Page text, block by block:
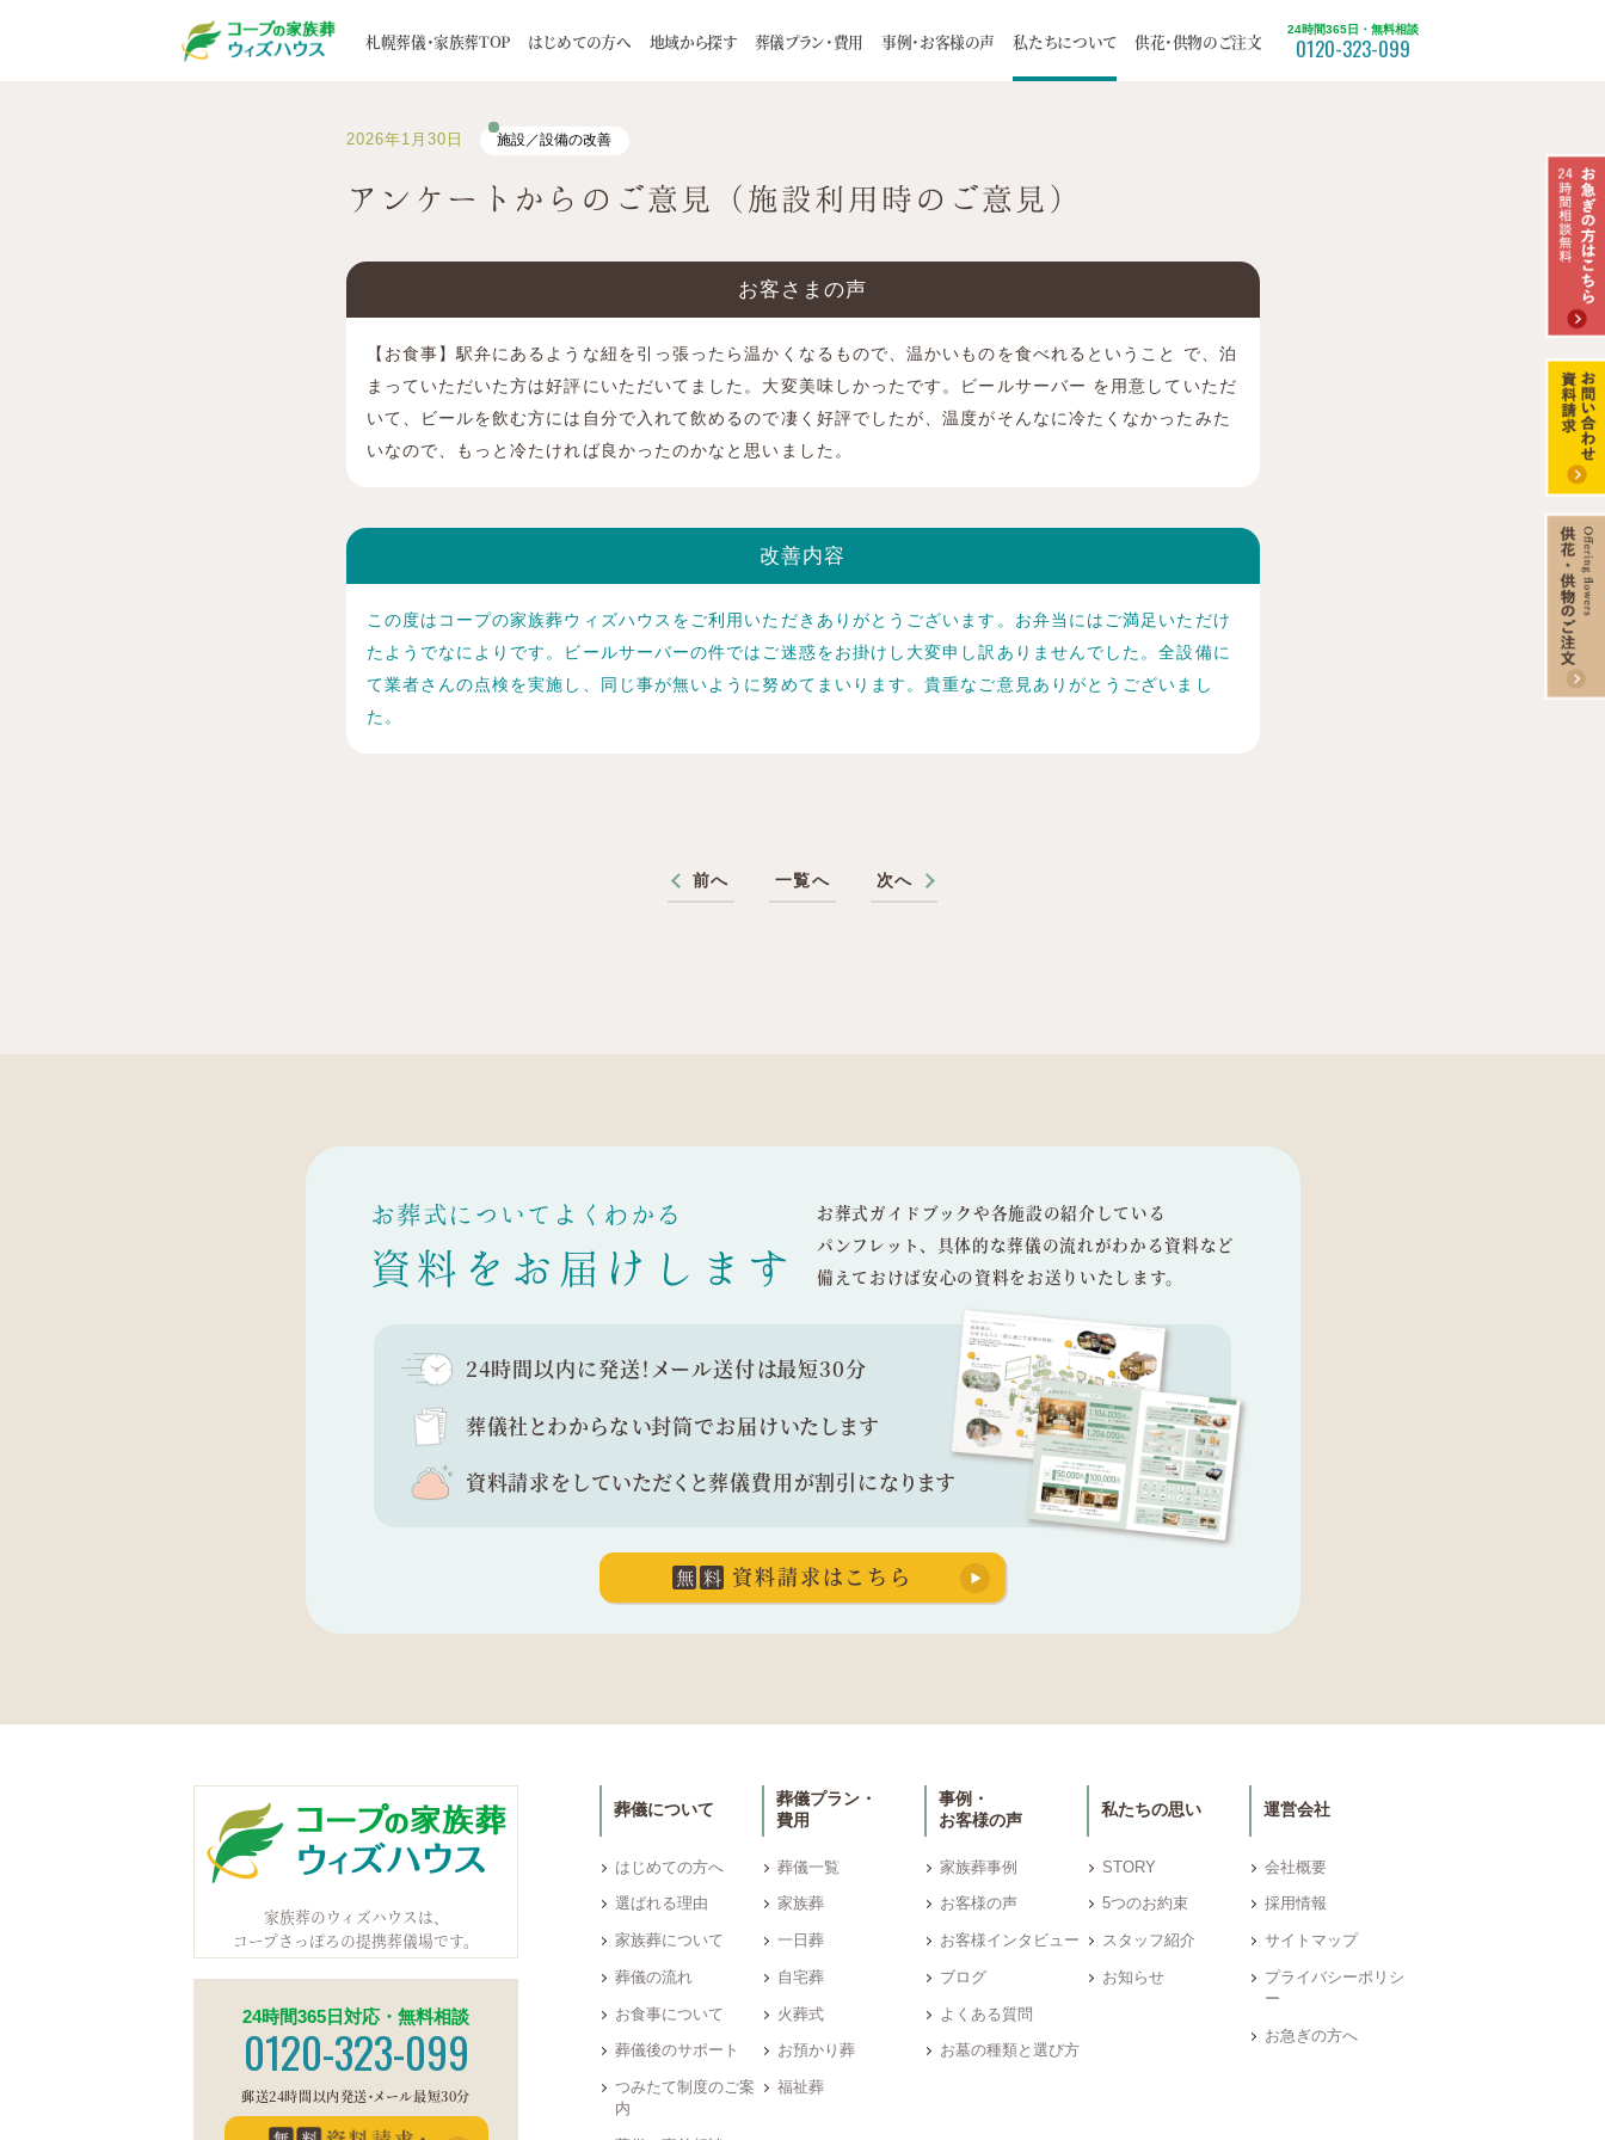
札幌葬儀・家族葬TOP はじめての方へ
はじめての方へ 選ばれる理由
地域から探す
道北エリア
厚別区
白石区 豊平区 手稲区
千歳市 恵庭市
石狩市
葬儀プラン・費用
家族葬 一日葬
事例・お客様の声
家族葬事例 お客様の声 お客様インタビュー
私たちについて
5つのお約束 スタッフ
供花・供物のご注文
24時間365日・無料相談
0120-323-099
札幌の葬儀・家族葬ウィズハウスTOP サービス改善報告 アンケートからのご意見（施設利用時のご意見）
2026年1月30日 施設／設備の改善
アンケートからのご意見（施設利用時のご意見）
お客さまの声
【お食事】駅弁にあるような紐を引っ張ったら温かくなるもので、温かいものを食べれるということ で、泊
まっていただいた方は好評にいただいてました。大変美味しかったです。ビールサーバー を用意していただ
いて、ビールを飲む方には自分で入れて飲めるので凄く好評でしたが、温度がそんなに冷たくなかったみた
いなので、もっと冷たければ良かったのかなと思いました。
改善内容
この度はコープの家族葬ウィズハウスをご利用いただきありがとうございます。お弁当にはご満足いただけ
たようでなによりです。ビールサーバーの件ではご迷惑をお掛けし大変申し訳ありませんでした。全設備に
て業者さんの点検を実施し、同じ事が無いように努めてまいります。貴重なご意見ありがとうございまし
た。
前へ 一覧へ 次へ
お葬式についてよくわかる
資料をお届けします
お葬式ガイドブックや各施設の紹介している
パンフレット、具体的な葬儀の流れがわかる資料など
備えておけば安心の資料をお送りいたします。
24時間以内に発送！ メール送付は最短30分
葬儀社とわからない封筒でお届けいたします
資料請求をしていただくと葬儀費用が割引になります
無 料 資料請求はこちら
家族葬のウィズハウスは、
コープさっぽろの提携葬儀場です。
24時間365日対応・無料相談
0120-323-099
郵送24時間以内発送・メール最短30分
葬儀について
はじめての方へ
選ばれる理由
家族葬について
葬儀の流れ
お食事について
葬儀後のサポート
つみたて制度のご案
内
葬儀プラン・
費用
葬儀一覧
家族葬
一日葬
自宅葬
火葬式
お預かり葬
福祉葬
事例・
お客様の声
家族葬事例
お客様の声
お客様インタビュー
ブログ
よくある質問
お墓の種類と選び方
私たちの思い
STORY
5つのお約束
スタッフ紹介
お知らせ
運営会社
会社概要
採用情報
サイトマップ
プライバシーポリシ
ー
お急ぎの方へ